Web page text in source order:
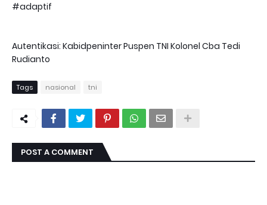
#adaptif
Autentikasi: Kabidpeninter Puspen TNI Kolonel Cba Tedi
Rudianto
Tags nasional tni
POST A COMMENT